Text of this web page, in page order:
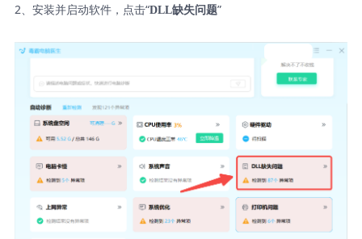
2、安装并启动软件，点击“DLL缺失问题”